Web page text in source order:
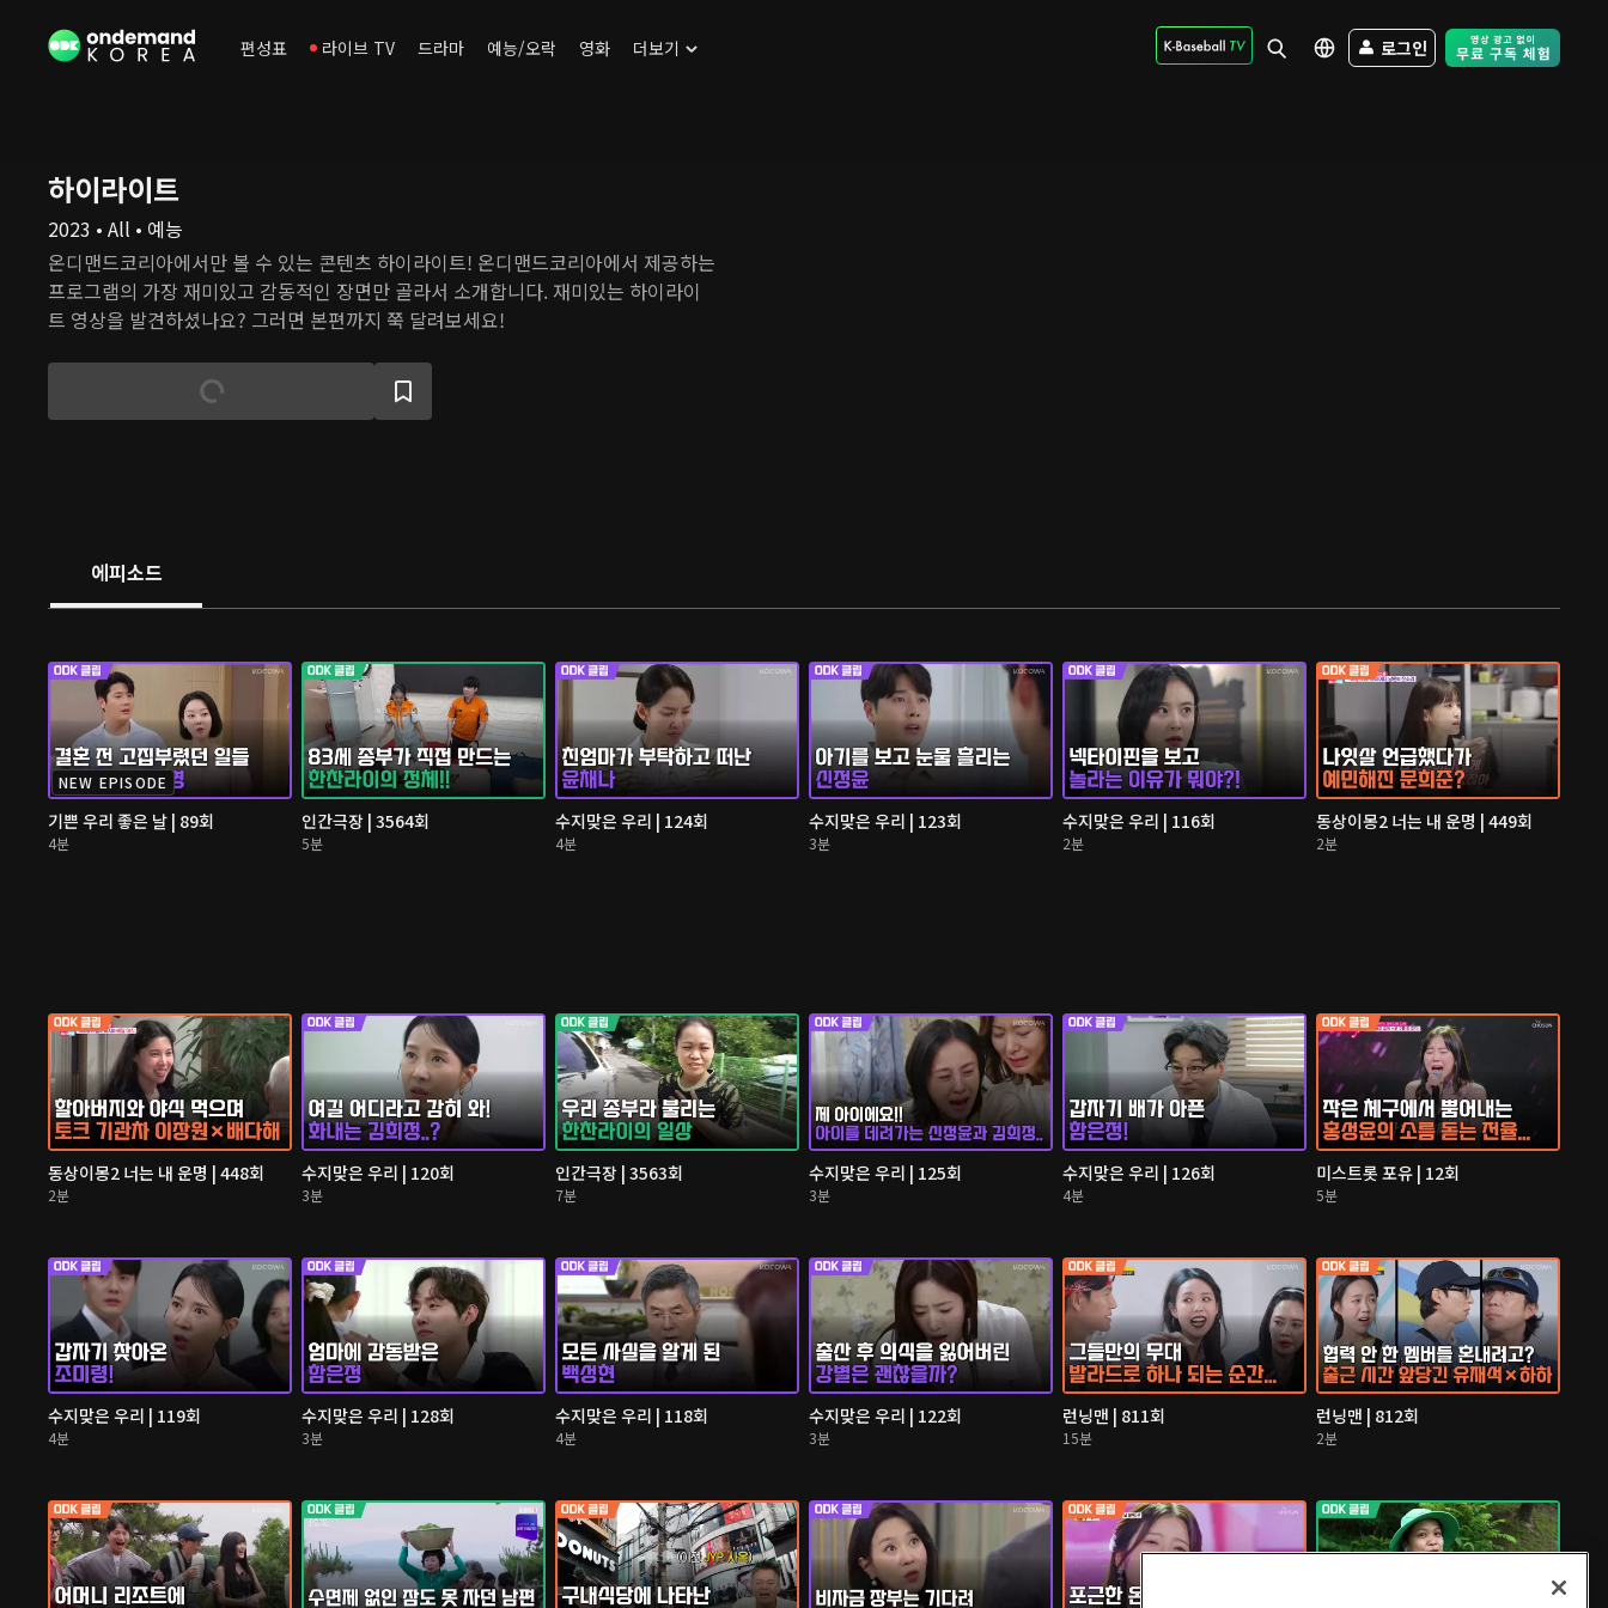
편성표 라이브 TV 드라마 예능/오락 영화 더보기 로그인 Free Trial -
하이라이트
2023 • All • 예능
온디맨드코리아에서만 볼 수 있는 콘텐츠 하이라이트! 온디맨드코리아에서 제공하는
프로그램의 가장 재미있고 감동적인 장면만 골라서 소개합니다. 재미있는 하이라이
트 영상을 발견하셨나요? 그러면 본편까지 쭉 달려보세요!
에피소드
NEW EPISODE
기쁜 우리 좋은 날 | 89회
4분
인간극장 | 3564회
5분
수지맞은 우리 | 124회
4분
수지맞은 우리 | 123회
3분
수지맞은 우리 | 116회
2분
동상이몽2 너는 내 운명 | 449회
2분
동상이몽2 너는 내 운명 | 448회
2분
수지맞은 우리 | 120회
3분
인간극장 | 3563회
7분
수지맞은 우리 | 125회
3분
수지맞은 우리 | 126회
4분
미스트롯 포유 | 12회
5분
수지맞은 우리 | 119회
4분
수지맞은 우리 | 128회
3분
수지맞은 우리 | 118회
4분
수지맞은 우리 | 122회
3분
런닝맨 | 811회
15분
런닝맨 | 812회
2분